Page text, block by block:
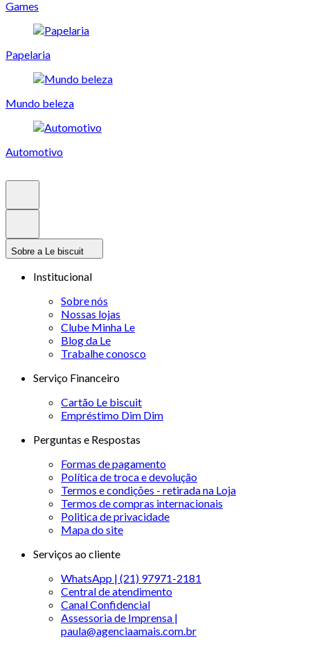
Games
Papelaria
Mundo beleza
Automotivo
Sobre a Le biscuit
Institucional
Sobre nós
Nossas lojas
Clube Minha Le
Blog da Le
Trabalhe conosco
Serviço Financeiro
Cartão Le biscuit
Empréstimo Dim Dim
Perguntas e Respostas
Formas de pagamento
Política de troca e devolução
Termos e condições - retirada na Loja
Termos de compras internacionais
Politica de privacidade
Mapa do site
Serviços ao cliente
WhatsApp | (21) 97971-2181
Central de atendimento
Canal Confidencial
Assessoria de Imprensa |
paula@agenciaamais.com.br